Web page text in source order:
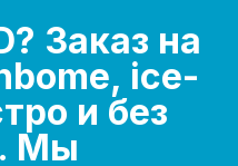
Заказ на
ice-
и без
Мы